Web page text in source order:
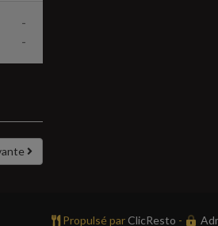
-
-
Propulsé par ClicResto -